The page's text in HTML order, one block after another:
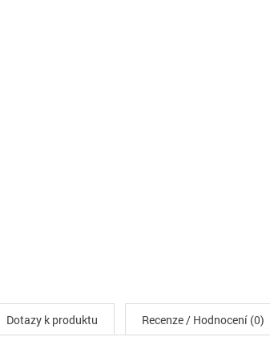
Dotazy k produktu Recenze / Hodnocení (0)